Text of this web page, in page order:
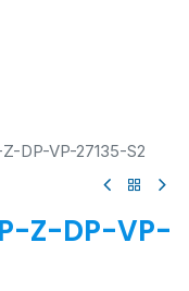
DP-VP-27135-S2
Z-DP-VP-